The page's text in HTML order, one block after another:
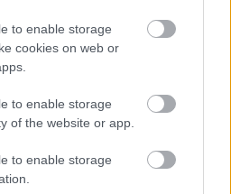
to enable storage
cookies on web or
to enable storage
of the website or app.
to enable storage
eredménye, és a tudósok
körnek annyira kis
tudományokkal foglalkozók,
meg az automatikus
szóval most szegény
több tucat kifejezést. Nehogy